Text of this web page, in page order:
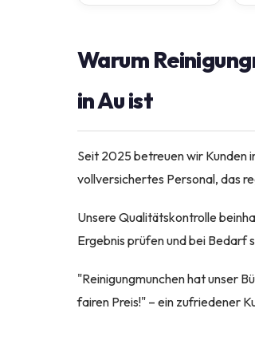
Warum
in Au ist
Seit 2025 betreuen wir Kunden
vollversichertes Personal, das
Unsere Qualitätskontrolle
Ergebnis prüfen und bei Bedarf
"Reinigungmunchen hat unser
fairen Preis!" – ein zufriedener